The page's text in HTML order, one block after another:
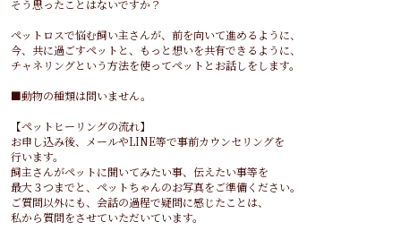
そう思ったことはないですか？
ペットロスで悩む飼い主さんが、前を向いて進めるように、
今、共に過ごすペットと、もっと想いを共有できるように、
チャネリングという方法を使ってペットとお話しをします。
■動物の種類は問いません。
【ペットヒーリングの流れ】
お申し込み後、メールやLINE等で事前カウンセリングを
行います。
飼主さんがペットに聞いてみたい事、伝えたい事等を
最大３つまでと、ペットちゃんのお写真をご準備ください。
ご質問以外にも、会話の過程で疑問に感じたことは、
私から質問をさせていただいています。